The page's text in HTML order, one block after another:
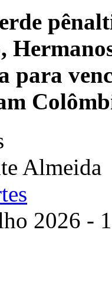
para
Almeida
2026 -